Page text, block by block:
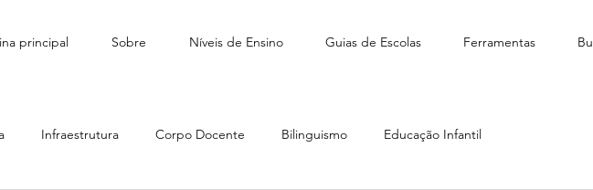
principal Sobre Níveis de Ensino Guias de Escolas Ferramentas
Infraestrutura Corpo Docente Bilinguismo Educação Infantil